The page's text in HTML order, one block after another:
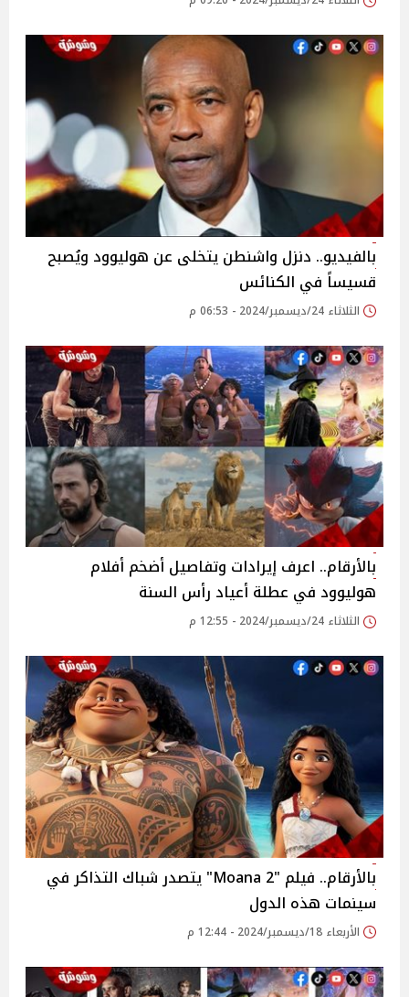
بالفيديو.. دنزل واشنطن يتخلى عن هوليوود ويُصبح
قسيساً في الكنائس
الثلاثاء 24/ديسمبر/2024 - 06:53 م
بالأرقام.. اعرف إيرادات وتفاصيل أضخم أفلام
هوليوود في عطلة أعياد رأس السنة
الثلاثاء 24/ديسمبر/2024 - 12:55 م
بالأرقام.. فيلم "Moana 2" يتصدر شباك التذاكر في
سينمات هذه الدول
الأربعاء 18/ديسمبر/2024 - 12:44 م